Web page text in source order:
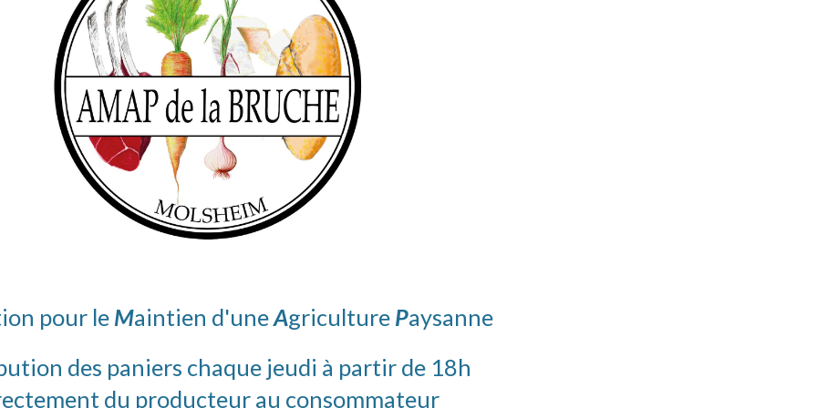
pour leMaintien d'uneAgriculture Paysanne
des paniers chaque jeudi à partir de 18h
du producteur au consommateur